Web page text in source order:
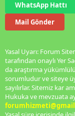
WhatsApp Hattı
Mail Gönder
Yasal Uyarı: Forum
tarafından onaylı Yer
da araştırma
sorumludur ve siteye
sayılırlar. Sitemiz kar
Hukuka ve mevzuata